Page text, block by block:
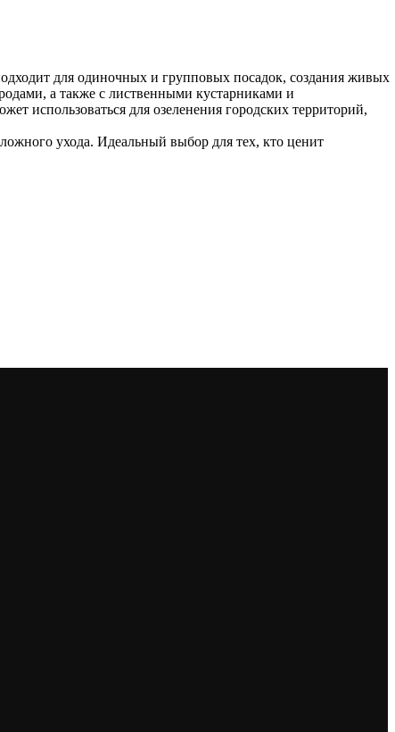
для одиночных и групповых посадок, создания живых
а также с лиственными кустарниками и
использоваться для озеленения городских территорий,
ухода. Идеальный выбор для тех, кто ценит